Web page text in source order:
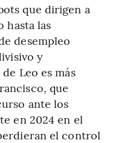
que dirigen a
hasta las
desempleo
y
Leo es más
que
ante los
en 2024 en el
el control